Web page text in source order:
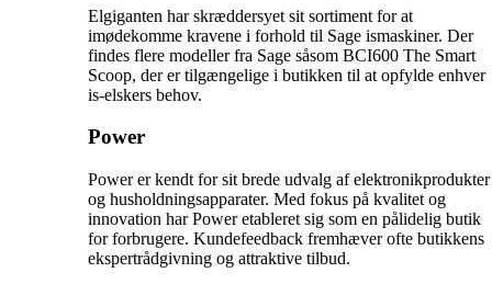
Elgiganten har skræddersyet sit sortiment for at
imødekomme kravene i forhold til Sage ismaskiner. Der
findes flere modeller fra Sage såsom BCI600 The Smart
Scoop, der er tilgængelige i butikken til at opfylde enhver
is-elskers behov.
Power
Power er kendt for sit brede udvalg af elektronikprodukter
og husholdningsapparater. Med fokus på kvalitet og
innovation har Power etableret sig som en pålidelig butik
for forbrugere. Kundefeedback fremhæver ofte butikkens
ekspertrådgivning og attraktive tilbud.